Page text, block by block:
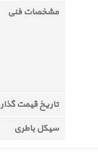
مشخصات فنی
تاریخ قیمت
سیکل باطری